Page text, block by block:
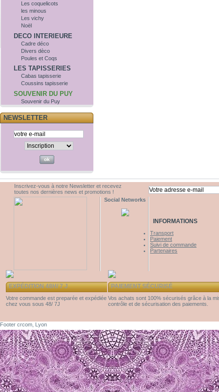
Les coquelicots
les minous
Les vichy
Noël
DECO INTERIEURE
Cadre déco
Divers dèco
Poules et Coqs
LES TAPISSERIES
Cabas tapisserie
Coussins tapisserie
SOUVENIR DU PUY
Souvenir du Puy
NEWSLETTER
Inscrivez-vous à notre Newsletter et recevez
toutes nos dernières news et promotions !
Social Networks
INFORMATIONS
Transport
Paiement
Suivi de commande
Partenaires
EXPÉDITION 48H/ 7 J
Votre commande est preparée et expédiée
chez vous sous 48/ 7J
PAIEMENT SÉCURISÉ
Vos achats sont 100% sécurisés grâce à la
contrôle et de sécurisation des paiements.
Footer crcom, Lyon